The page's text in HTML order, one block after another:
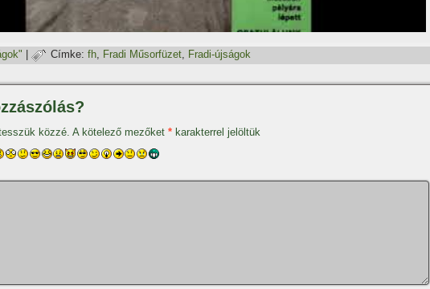
Címke: fh, Fradi Műsorfüzet, Fradi-újságok
közzé. A kötelező mezőket * karakterrel jelöltük